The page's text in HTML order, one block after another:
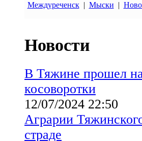
Междуреченск| Мыски |
Новости
В Тяжине прошел
косоворотки
12/07/2024 22:50
Аграрии
страде